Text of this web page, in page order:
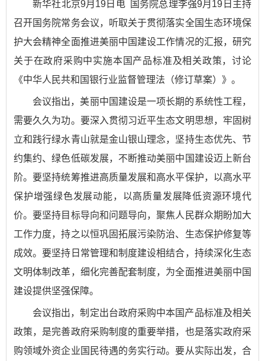
新华社北京9月19日电 国务院总理李强9月19日主持
召开国务院常务会议，听取关于贯彻落实全国生态环境保
护大会精神全面推进美丽中国建设工作情况的汇报，研究
关于在政府采购中实施本国产品标准及相关政策，讨论
《中华人民共和国银行业监督管理法（修订草案）》。
会议指出，美丽中国建设是一项长期的系统性工程，
需要久久为功。要深入贯彻习近平生态文明思想，牢固树
立和践行绿水青山就是金山银山理念，坚持生态优先、节
约集约、绿色低碳发展，不断推动美丽中国建设迈上新台
阶。要坚持统筹推进高质量发展和高水平保护，以高水平
保护增强绿色发展动能，以高质量发展降低资源环境代
价。要坚持目标导向和问题导向，聚焦人民群众期盼加大
工作力度，持之以恒巩固拓展污染防治、生态保护修复等
成效。要坚持日常管理和制度建设相结合，持续深化生态
文明体制改革，细化完善配套制度，为全面推进美丽中国
建设提供坚强保障。
会议指出，制定出台政府采购中本国产品标准及相关
政策，是完善政府采购制度的重要举措，也是落实政府采
购领域外资企业国民待遇的务实行动。要从实际出发，合